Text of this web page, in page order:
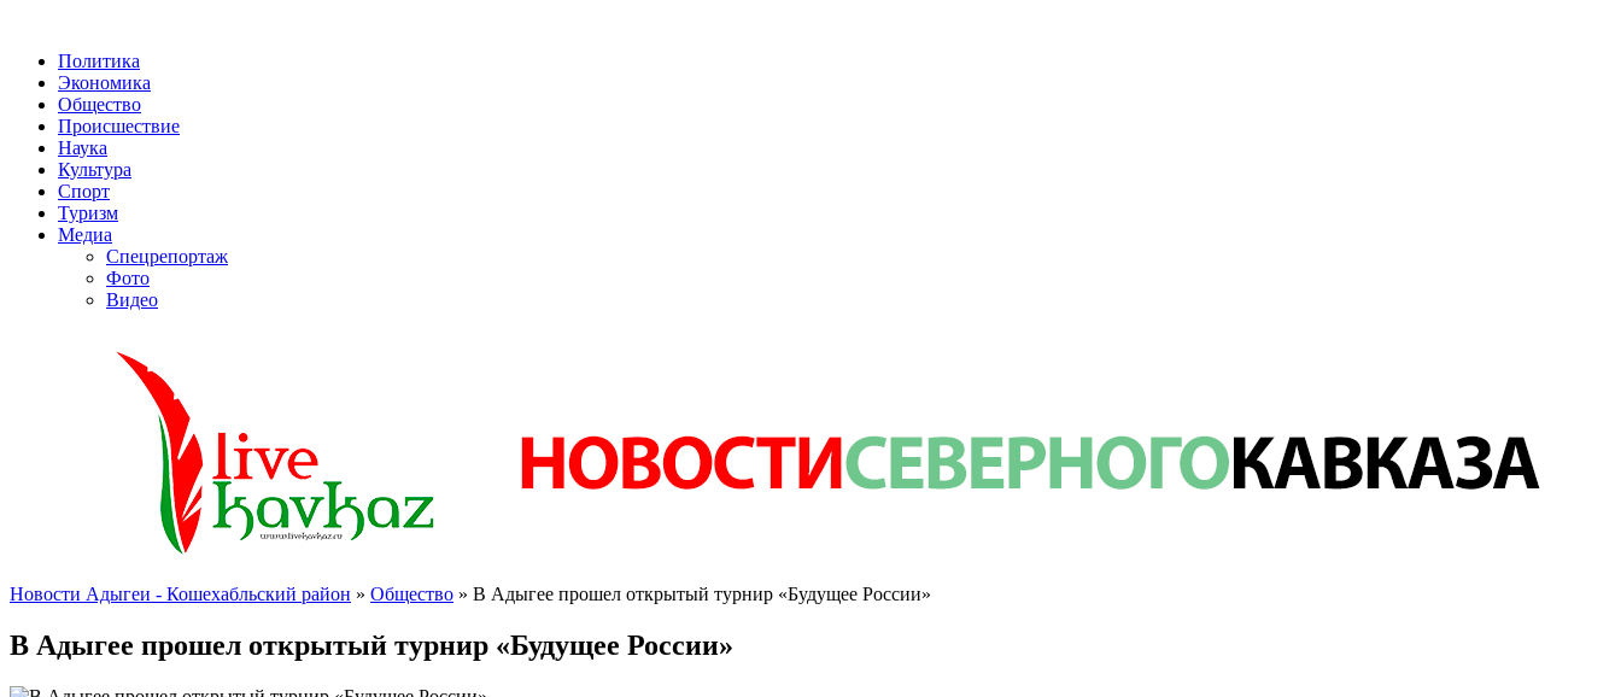
Политика
Экономика
Общество
Происшествие
Наука
Культура
Спорт
Туризм
Медиа
Спецрепортаж
Фото
Видео
Новости Адыгеи - Кошехабльский район » Общество » В Адыгее прошел открытый турнир «Будущее России»
В Адыгее прошел открытый турнир «Будущее России»